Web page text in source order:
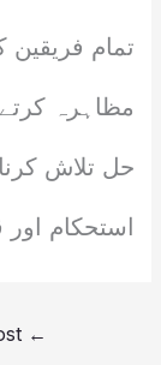
تمام فریقین
مظاہرہ
حل تلاش
استحکام
←